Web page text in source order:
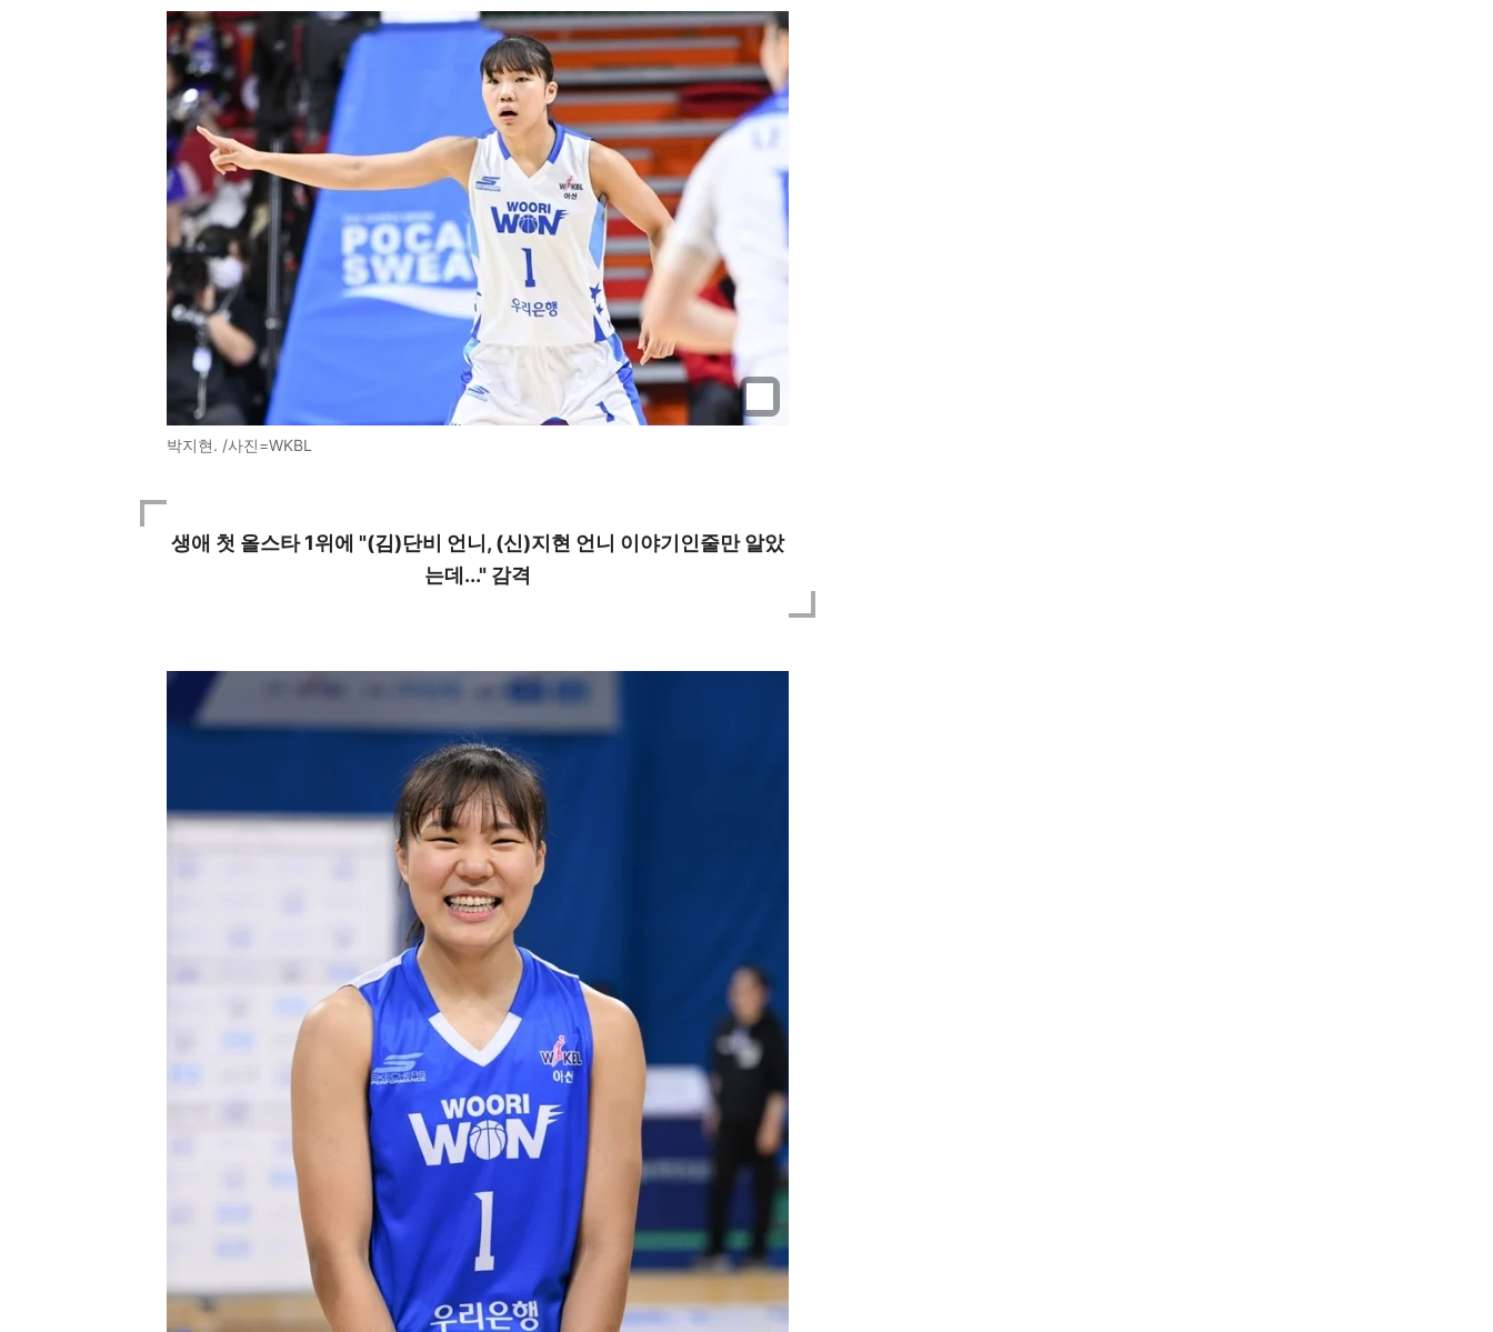
박지현. /사진=WKBL
생애 첫 올스타 1위에 "(김)단비 언니, (신)지현 언니 이야기인줄만 알았
는데..." 감격